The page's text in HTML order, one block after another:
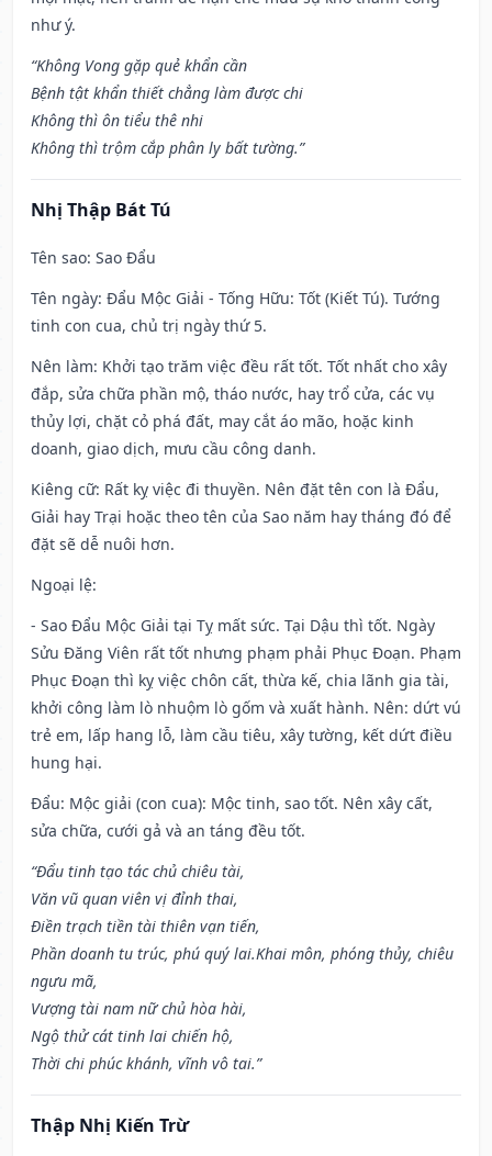
như ý.
“Không Vong gặp quẻ khẩn cần
Bệnh tật khẩn thiết chẳng làm được chi
Không thì ôn tiểu thê nhi
Không thì trộm cắp phân ly bất tường.”
Nhị Thập Bát Tú
Tên sao: Sao Đẩu
Tên ngày: Đẩu Mộc Giải - Tống Hữu: Tốt (Kiết Tú). Tướng
tinh con cua, chủ trị ngày thứ 5.
Nên làm: Khởi tạo trăm việc đều rất tốt. Tốt nhất cho xây
đắp, sửa chữa phần mộ, tháo nước, hay trổ cửa, các vụ
thủy lợi, chặt cỏ phá đất, may cắt áo mão, hoặc kinh
doanh, giao dịch, mưu cầu công danh.
Kiêng cữ: Rất kỵ việc đi thuyền. Nên đặt tên con là Đẩu,
Giải hay Trại hoặc theo tên của Sao năm hay tháng đó để
đặt sẽ dễ nuôi hơn.
Ngoại lệ:
- Sao Đẩu Mộc Giải tại Tỵ mất sức. Tại Dậu thì tốt. Ngày
Sửu Đăng Viên rất tốt nhưng phạm phải Phục Đoạn. Phạm
Phục Đoạn thì kỵ việc chôn cất, thừa kế, chia lãnh gia tài,
khởi công làm lò nhuộm lò gốm và xuất hành. Nên: dứt vú
trẻ em, lấp hang lỗ, làm cầu tiêu, xây tường, kết dứt điều
hung hại.
Đẩu: Mộc giải (con cua): Mộc tinh, sao tốt. Nên xây cất,
sửa chữa, cưới gả và an táng đều tốt.
“Đẩu tinh tạo tác chủ chiêu tài,
Văn vũ quan viên vị đỉnh thai,
Điền trạch tiền tài thiên vạn tiến,
Phần doanh tu trúc, phú quý lai.Khai môn, phóng thủy, chiêu
ngưu mã,
Vượng tài nam nữ chủ hòa hài,
Ngộ thử cát tinh lai chiến hộ,
Thời chi phúc khánh, vĩnh vô tai.”
Thập Nhị Kiến Trừ